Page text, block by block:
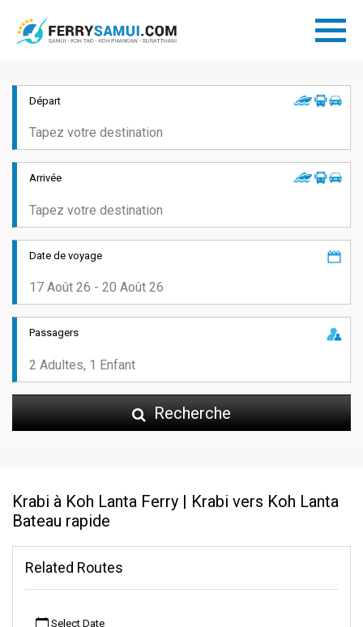
Départ
Arrivée
Date de voyage
Passagers
Recherche
Krabi à Koh Lanta Ferry | Krabi vers Koh Lanta
Bateau rapide
Related Routes
Select Date